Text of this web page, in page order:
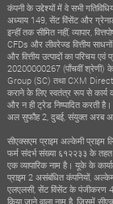
कंपनी के उद्देश्यों में वे सभी
अध्याय 149, सेंट विंसेंट और
इन्हीं तक सीमित नहीं, व्यापार,
CFDs और लीवरेज्ड वित्तीय
और वित्तीय उत्पादों का परिचय
20200000267 (पाँचवीं श्रेणी)
Group (SC) तथा CXM Direct
कराने के लिए स्वतंत्र रूप से कार्य
और न ही ट्रेड निष्पादित करती
अल सुफौह 2, दुबई, संयुक्त अरब
सीएक्सएम प्राइम अल्केमी
फर्म संदर्भ संख्या ६१२२३३ के तहत
एक व्यापारिक नाम है। यूके के
प्राइम 2 असंबंधित कंपनियों,
एलएलसी, सेंट विंसेंट के पंजीकरण
किया जाने वाला नाम है, जिसमें